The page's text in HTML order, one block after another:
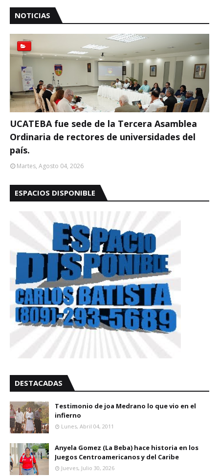
NOTICIAS
UCATEBA fue sede de la Tercera Asamblea
Ordinaria de rectores de universidades del
país.
Martes, Agosto 04, 2026
ESPACIOS DISPONIBLE
DESTACADAS
Testimonio de joa Medrano lo que vio en el
infierno
Lunes, Abril 04, 2011
Anyela Gomez (La Beba) hace historia en los
Juegos Centroamericanos y del Caribe
Jueves, Julio 30, 2026